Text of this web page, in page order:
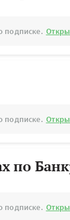
подписке.
подписке.
по
подписке.